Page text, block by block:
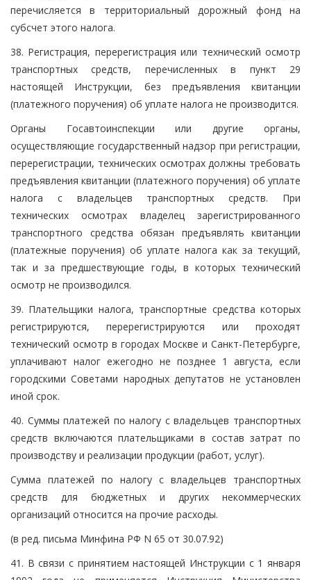
перечисляется в территориальный дорожный фонд на
субсчет этого налога.
38. Регистрация, перерегистрация или технический осмотр
транспортных средств, перечисленных в пункт 29
настоящей Инструкции, без предъявления квитанции
(платежного поручения) об уплате налога не производится.
Органы Госавтоинспекции или другие органы,
осуществляющие государственный надзор при регистрации,
перерегистрации, технических осмотрах должны требовать
предъявления квитанции (платежного поручения) об уплате
налога с владельцев транспортных средств. При
технических осмотрах владелец зарегистрированного
транспортного средства обязан предъявлять квитанции
(платежные поручения) об уплате налога как за текущий,
так и за предшествующие годы, в которых технический
осмотр не производился.
39. Плательщики налога, транспортные средства которых
регистрируются, перерегистрируются или проходят
технический осмотр в городах Москве и Санкт-Петербурге,
уплачивают налог ежегодно не позднее 1 августа, если
городскими Советами народных депутатов не установлен
иной срок.
40. Суммы платежей по налогу с владельцев транспортных
средств включаются плательщиками в состав затрат по
производству и реализации продукции (работ, услуг).
Сумма платежей по налогу с владельцев транспортных
средств для бюджетных и других некоммерческих
организаций относится на прочие расходы.
(в ред. письма Минфина РФ N 65 от 30.07.92)
41. В связи с принятием настоящей Инструкции с 1 января